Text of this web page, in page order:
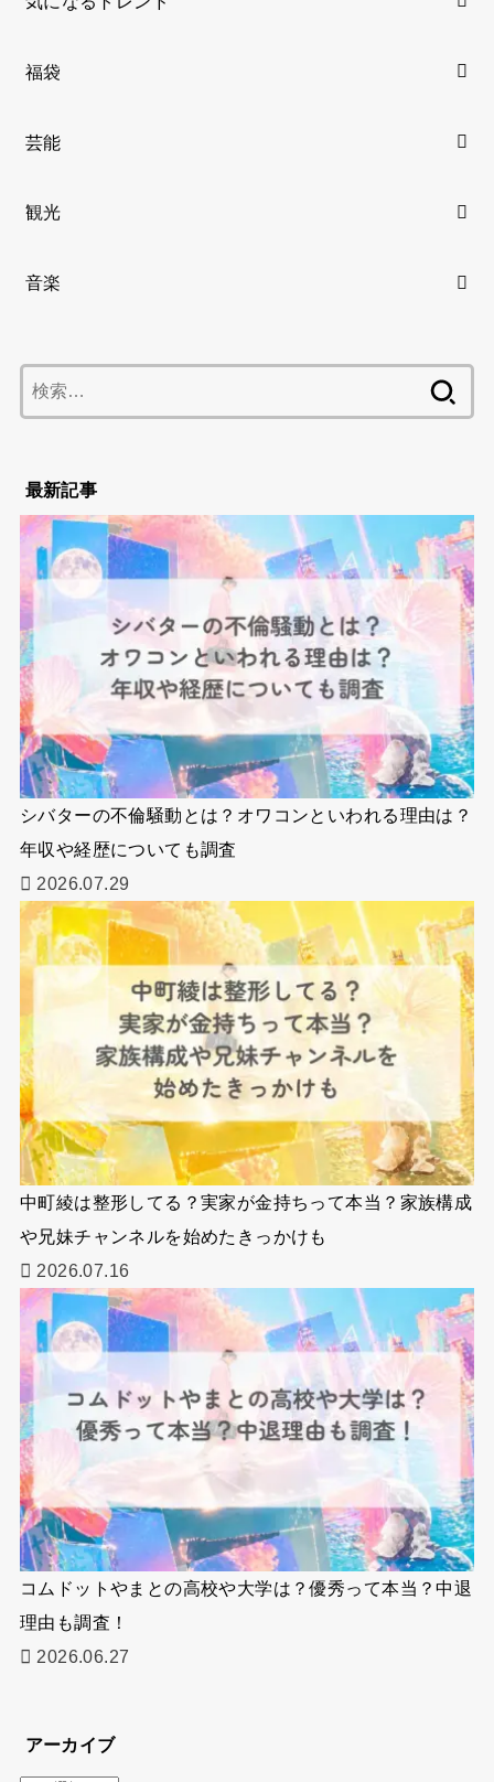
福袋
芸能
観光
音楽
索:
最新記事
シバターの不倫騒動とは？オワコンといわれる理由は？
年収や経歴についても調査
2026.07.29
中町綾は整形してる？実家が金持ちって本当？家族構成
や兄妹チャンネルを始めたきっかけも
2026.07.16
コムドットやまとの高校や大学は？優秀って本当？中退
理由も調査！
2026.06.27
アーカイブ